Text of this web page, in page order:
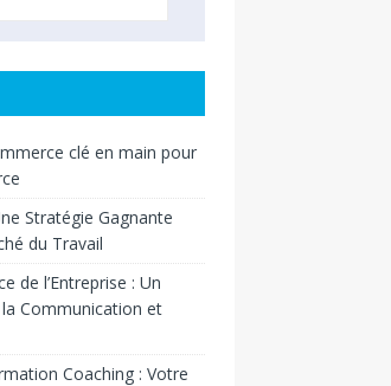
clé en main pour
Stratégie Gagnante
du Travail
de l’Entreprise : Un
Communication et
Coaching : Votre